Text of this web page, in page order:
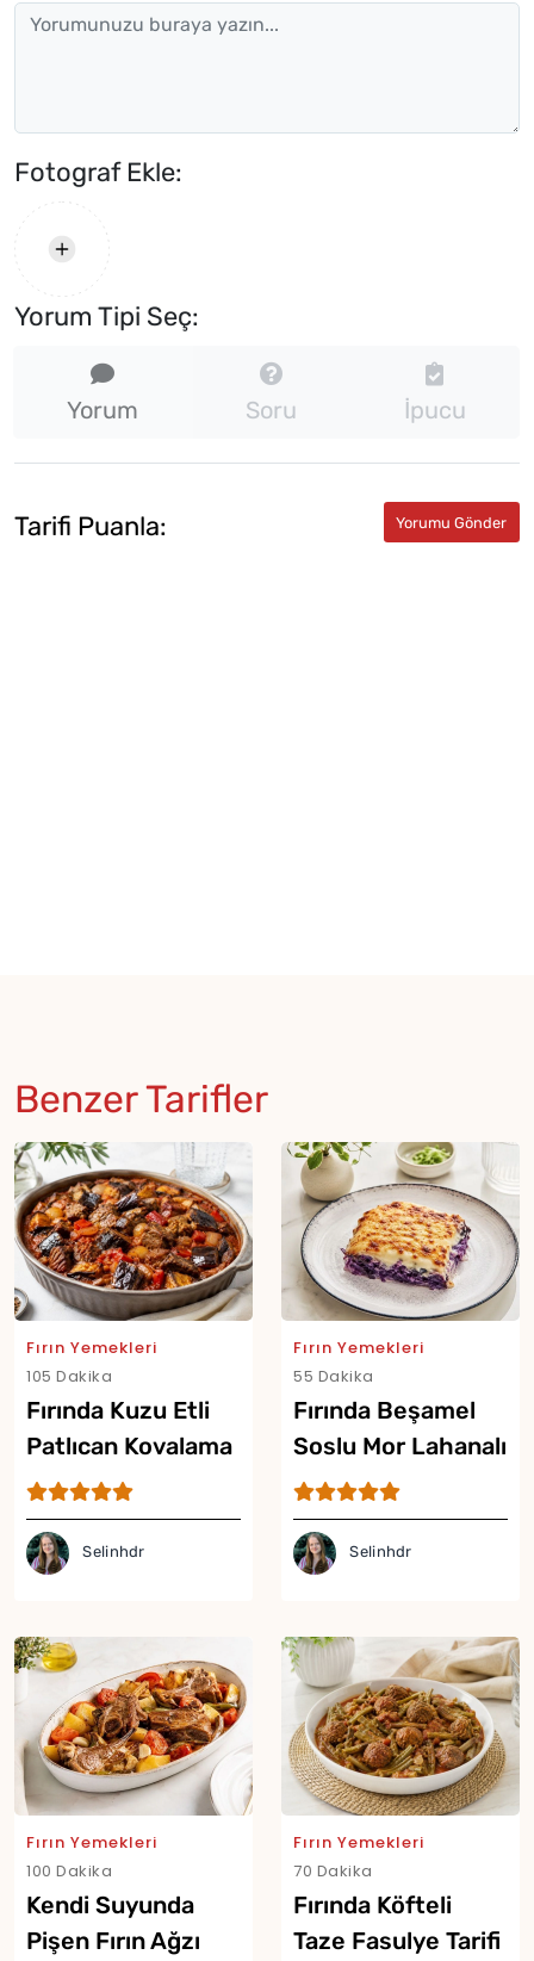
Fotograf Ekle:
Yorum Tipi Seç:
Yorum Soru İpucu
Tarifi Puanla:
Benzer Tarifler
Fırın Yemekleri
105 Dakika
Fırında Kuzu Etli
Patlıcan Kovalama
Tarifi
Selinhdr
Fırın Yemekleri
55 Dakika
Fırında Beşamel
Soslu Mor Lahanalı
Graten Tarifi
Selinhdr
Fırın Yemekleri
100 Dakika
Kendi Suyunda
Pişen Fırın Ağzı
Fırın Yemekleri
70 Dakika
Fırında Köfteli
Taze Fasulye Tarifi